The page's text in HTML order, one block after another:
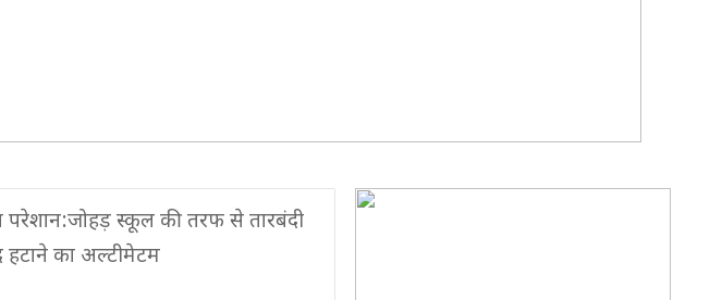
परेशान:जोहड़ स्कूल की तरफ से तारबंदी
हटाने का अल्टीमेटम